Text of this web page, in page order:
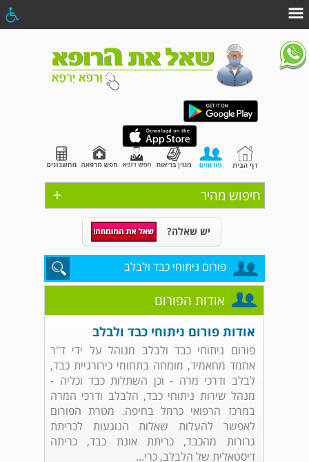
+ חיפוש מהיר
יש שאלה?
פורום ניתוחי כבד ולבלב
אודות הפורום
אודות פורום ניתוחי כבד ולבלב
פורום ניתוחי כבד ולבלב מנוהל על ידי ד"ר
אחמד מחאמיד, מומחה בתחומי כירורגיית כבד,
לבלב ודרכי מרה - וכן השתלות כבד וכליה -
מנהל שירות ניתוחי כבד, הלבלב ודרכי המרה
במרכז הרפואי כרמל בחיפה. מטרת הפורום
לאפשר להעלות שאלות הנוגעות לכריתת
גרורות מהכבד, כריתת אונת כבד, כריתה
דיסטאלית של הלבלב, כרי...